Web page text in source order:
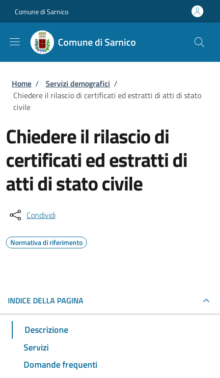
Comune di Sarnico
Comune di Sarnico
Briciole di pane
Home / Servizi demografici /
Chiedere il rilascio di certificati ed estratti di atti di stato
civile
Chiedere il rilascio di
certificati ed estratti di
atti di stato civile
Condividi
Normativa di riferimento
INDICE DELLA PAGINA
Descrizione
Servizi
Domande frequenti